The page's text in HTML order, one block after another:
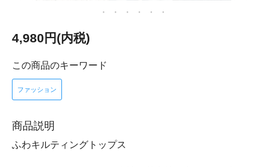
4,980円(内税)
この商品のキーワード
ファッション
商品説明
ふわキルティングトップス